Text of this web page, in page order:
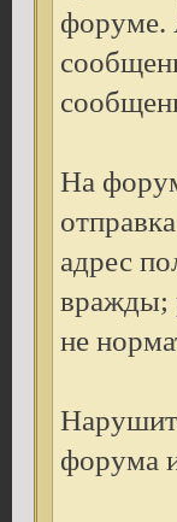
форуме.
На
адрес
вражды;
не
форума